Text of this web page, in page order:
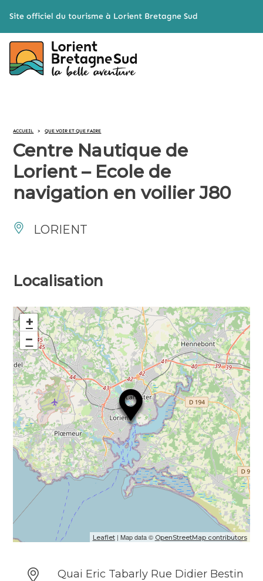
Site officiel du tourisme à Lorient Bretagne Sud
ACCUEIL > QUE VOIR ET QUE FAIRE
Centre Nautique de
Lorient – Ecole de
navigation en voilier J80
LORIENT
Localisation
+
−
Leaflet| Map data © OpenStreetMap contributors
Quai Eric Tabarly Rue Didier Bestin